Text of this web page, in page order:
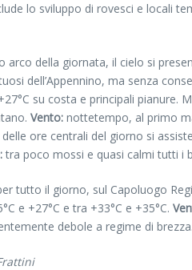
lo sviluppo di rovesci e locali
arco della giornata, il cielo si
dell’Appennino, ma senza
su costa e principali pianure.
Vento: nottetempo, al primo
ore centrali del giorno si
tra poco mossi e quasi calmi tutti i
tutto il giorno, sul Capoluogo
e +27°C e tra +33°C e +35°C.
debole a regime di brezza.